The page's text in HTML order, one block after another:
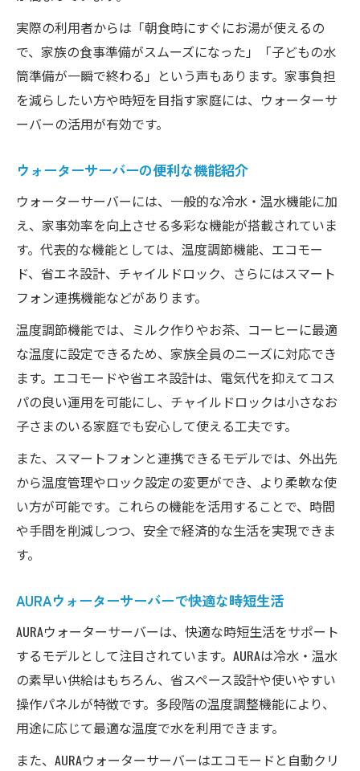
実際の利用者からは「朝食時にすぐにお湯が使えるの
で、家族の食事準備がスムーズになった」「子どもの水
筒準備が一瞬で終わる」という声もあります。家事負担
を減らしたい方や時短を目指す家庭には、ウォーターサ
ーバーの活用が有効です。
ウォーターサーバーの便利な機能紹介
ウォーターサーバーには、一般的な冷水・温水機能に加
え、家事効率を向上させる多彩な機能が搭載されていま
す。代表的な機能としては、温度調節機能、エコモー
ド、省エネ設計、チャイルドロック、さらにはスマート
フォン連携機能などがあります。
温度調節機能では、ミルク作りやお茶、コーヒーに最適
な温度に設定できるため、家族全員のニーズに対応でき
ます。エコモードや省エネ設計は、電気代を抑えてコス
パの良い運用を可能にし、チャイルドロックは小さなお
子さまのいる家庭でも安心して使える工夫です。
また、スマートフォンと連携できるモデルでは、外出先
から温度管理やロック設定の変更ができ、より柔軟な使
い方が可能です。これらの機能を活用することで、時間
や手間を削減しつつ、安全で経済的な生活を実現できま
す。
AURAウォーターサーバーで快適な時短生活
AURAウォーターサーバーは、快適な時短生活をサポート
するモデルとして注目されています。AURAは冷水・温水
の素早い供給はもちろん、省スペース設計や使いやすい
操作パネルが特徴です。多段階の温度調整機能により、
用途に応じて最適な温度で水を利用できます。
また、AURAウォーターサーバーはエコモードと自動クリ